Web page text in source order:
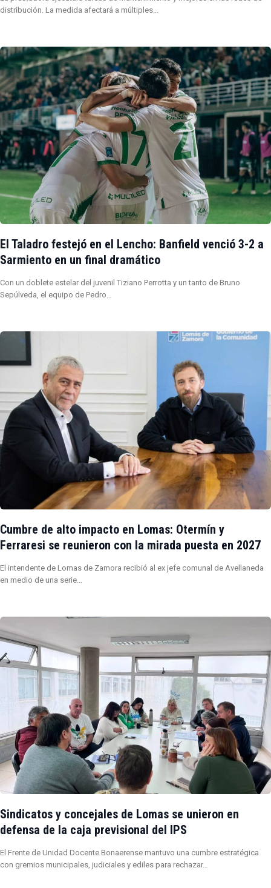
distribución. La medida afectará a múltiples…
El Taladro festejó en el Lencho: Banfield venció 3-2 a
Sarmiento en un final dramático
Con un doblete estelar del juvenil Tiziano Perrotta y un tanto de Bruno
Sepúlveda, el equipo de Pedro…
Cumbre de alto impacto en Lomas: Otermín y
Ferraresi se reunieron con la mirada puesta en 2027
El intendente de Lomas de Zamora recibió al ex jefe comunal de Avellaneda
en medio de una serie…
Sindicatos y concejales de Lomas se unieron en
defensa de la caja previsional del IPS
El Frente de Unidad Docente Bonaerense mantuvo una cumbre estratégica
con gremios municipales, judiciales y ediles para rechazar…